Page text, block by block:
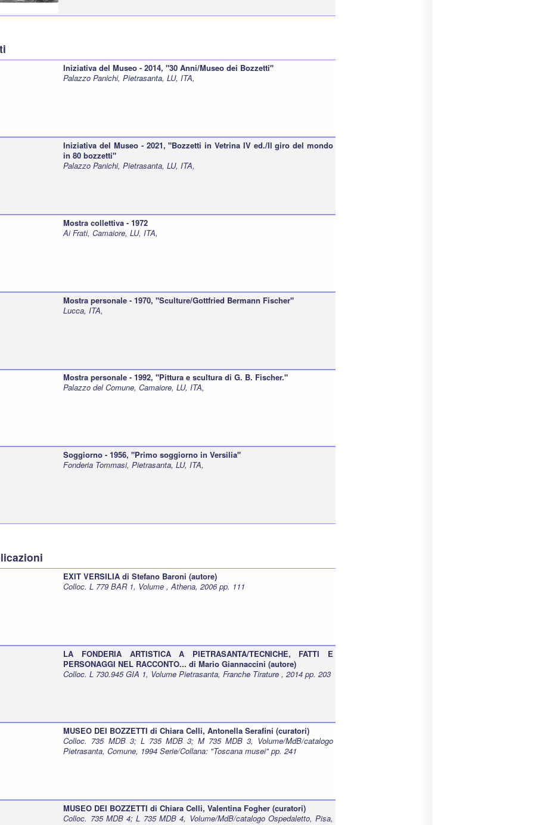
Iniziativa del Museo - 2014, "30 Anni/Museo dei Bozzetti"
Palazzo Panichi, Pietrasanta, LU, ITA,
Iniziativa del Museo - 2021, "Bozzetti in Vetrina IV ed./Il giro del mondo
in 80 bozzetti"
Palazzo Panichi, Pietrasanta, LU, ITA,
Mostra collettiva - 1972
Ai Frati, Camaiore, LU, ITA,
Mostra personale - 1970, "Sculture/Gottfried Bermann Fischer"
Lucca, ITA,
Mostra personale - 1992, "Pittura e scultura di G. B. Fischer."
Palazzo del Comune, Camaiore, LU, ITA,
Soggiorno - 1956, "Primo soggiorno in Versilia"
Fonderia Tommasi, Pietrasanta, LU, ITA,
EXIT VERSILIA di Stefano Baroni (autore)
Colloc. L 779 BAR 1, Volume , Athena, 2006 pp. 111
LA FONDERIA ARTISTICA A PIETRASANTA/TECNICHE, FATTI E
PERSONAGGI NEL RACCONTO... di Mario Giannaccini (autore)
Colloc. L 730.945 GIA 1, Volume Pietrasanta, Franche Tirature , 2014 pp. 203
MUSEO DEI BOZZETTI di Chiara Celli, Antonella Serafini (curatori)
Colloc. 735 MDB 3; L 735 MDB 3; M 735 MDB 3, Volume/MdB/catalogo
Pietrasanta, Comune, 1994 Serie/Collana: "Toscana musei" pp. 241
MUSEO DEI BOZZETTI di Chiara Celli, Valentina Fogher (curatori)
Colloc. 735 MDB 4; L 735 MDB 4, Volume/MdB/catalogo Ospedaletto, Pisa,